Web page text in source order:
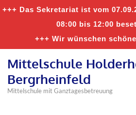
+++ Das Sekretariat ist vom
08:00 bis 12:00
+++ Wir wünschen
Mittelschule
Bergrheinfeld
Mittelschule mit Ganztagesbetreuung